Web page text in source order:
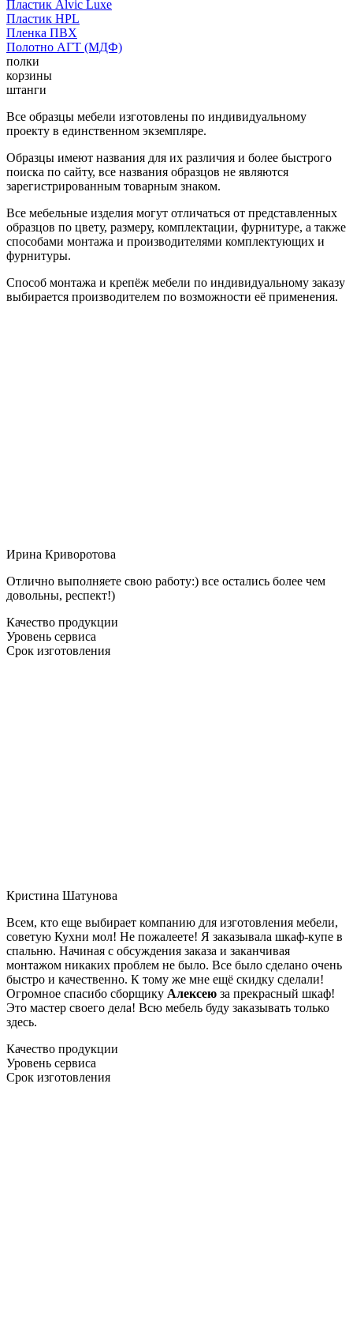
Пластик Alvic Luxe
Пластик HPL
Пленка ПВХ
Полотно АГТ (МДФ)
полки
корзины
штанги
Все образцы мебели изготовлены по индивидуальному
проекту в единственном экземпляре.
Образцы имеют названия для их различия и более быстрого
поиска по сайту, все названия образцов не являются
зарегистрированным товарным знаком.
Все мебельные изделия могут отличаться от представленных
образцов по цвету, размеру, комплектации, фурнитуре, а также
способами монтажа и производителями комплектующих и
фурнитуры.
Способ монтажа и крепёж мебели по индивидуальному заказу
выбирается производителем по возможности её применения.
Ирина Криворотова
Отлично выполняете свою работу:) все остались более чем
довольны, респект!)
Качество продукции
Уровень сервиса
Срок изготовления
Кристина Шатунова
Всем, кто еще выбирает компанию для изготовления мебели,
советую Кухни мол! Не пожалеете! Я заказывала шкаф-купе в
спальню. Начиная с обсуждения заказа и заканчивая
монтажом никаких проблем не было. Все было сделано очень
быстро и качественно. К тому же мне ещё скидку сделали!
Огромное спасибо сборщику Алексею за прекрасный шкаф!
Это мастер своего дела! Всю мебель буду заказывать только
здесь.
Качество продукции
Уровень сервиса
Срок изготовления